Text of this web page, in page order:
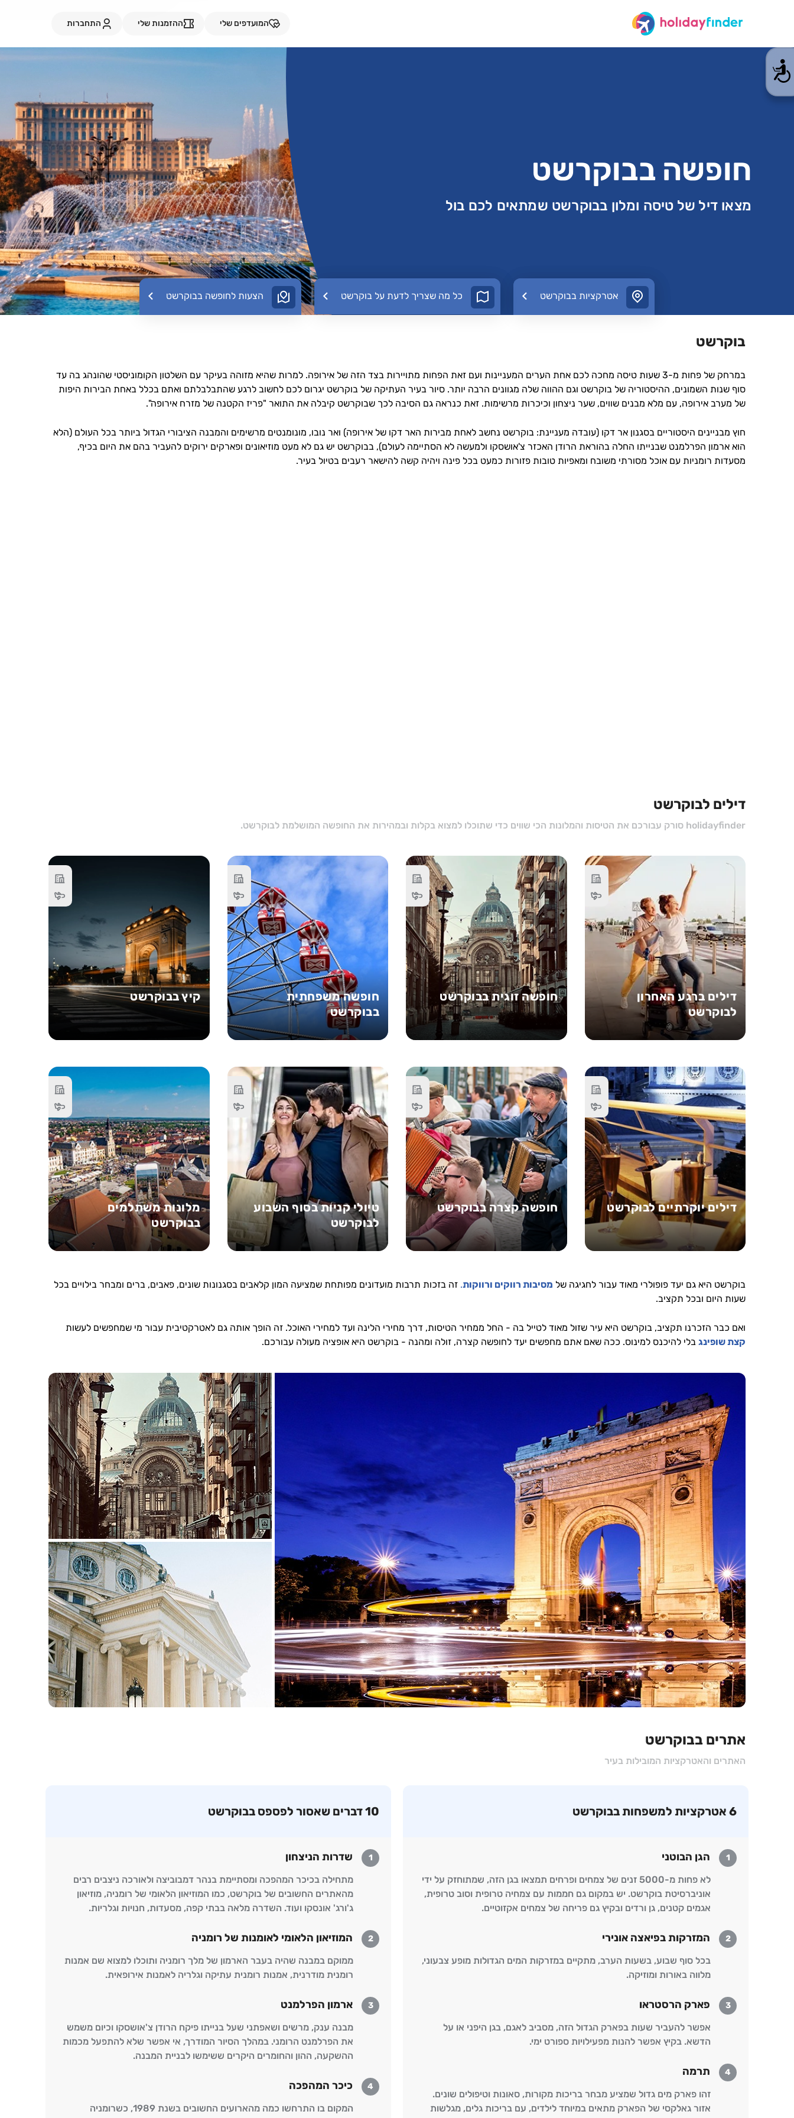
המועדפים שלי ההזמנות שלי התחברות
חופשה בבוקרשט
מצאו דיל של טיסה ומלון בבוקרשט שמתאים לכם בול
אטרקציות בבוקרשט כל מה שצריך לדעת על בוקרשט הצעות לחופשה בבוקרשט אטרקציות בבוקרשט כל מה שצריך לדעת על בוקרשט הצעות לחופשה בבוקרשט
בוקרשט
במרחק של פחות מ-3 שעות טיסה מחכה לכם אחת הערים המעניינות ועם זאת הפחות מתויירות בצד הזה של אירופה. למרות שהיא מזוהה בעיקר עם השלטון הקומוניסטי שהונהג בה עד
סוף שנות השמונים, ההיסטוריה של בוקרשט וגם ההווה שלה מגוונים הרבה יותר. סיור בעיר העתיקה של בוקרשט יגרום לכם לחשוב לרגע שהתבלבלתם ואתם בכלל באחת הבירות היפות
של מערב אירופה, עם מלא מבנים שווים, שער ניצחון וכיכרות מרשימות. זאת כנראה גם הסיבה לכך שבוקרשט קיבלה את התואר "פריז הקטנה של מזרח אירופה".
חוץ מבניינים היסטוריים בסגנון אר דקו (עובדה מעניינת: בוקרשט נחשב לאחת מבירות האר דקו של אירופה) ואר נובו, מונומנטים מרשימים והמבנה הציבורי הגדול ביותר בכל העולם (הלא
הוא ארמון הפרלמנט שבנייתו החלה בהוראת הרודן האכזר צ'אושסקו ולמעשה לא הסתיימה לעולם), בבוקרשט יש גם לא מעט מוזיאונים ופארקים ירוקים להעביר בהם את היום בכיף,
מסעדות רומניות עם אוכל מסורתי משובח ומאפיות טובות פזורות כמעט בכל פינה ויהיה קשה להישאר רעבים בטיול בעיר.
דילים לבוקרשט
holidayfinder סורק עבורכם את הטיסות והמלונות הכי שווים כדי שתוכלו למצוא בקלות ובמהירות את החופשה המושלמת לבוקרשט.
דילים ברגע האחרון
לבוקרשט
חופשה זוגית בבוקרשט
חופשה משפחתית
בבוקרשט
קיץ בבוקרשט
דילים יוקרתיים לבוקרשט חופשה קצרה בבוקרשט
טיולי קניות בסוף השבוע
לבוקרשט
מלונות משתלמים
בבוקרשט
בוקרשט היא גם יעד פופולרי מאוד עבור לחגיגה של מסיבות רווקים ורווקות. זה בזכות תרבות מועדונים מפותחת שמציעה המון קלאבים בסגנונות שונים, פאבים, ברים ומבחר בילויים בכל
שעות היום ובכל תקציב.
ואם כבר הזכרנו תקציב, בוקרשט היא עיר שזול מאוד לטייל בה - החל ממחיר הטיסות, דרך מחירי הלינה ועד למחירי האוכל. זה הופך אותה גם לאטרקטיבית עבור מי שמחפשים לעשות
קצת שופינג בלי להיכנס למינוס. ככה שאם אתם מחפשים יעד לחופשה קצרה, זולה ומהנה - בוקרשט היא אופציה מעולה עבורכם.
אתרים בבוקרשט
האתרים והאטרקציות המובילות בעיר
10 דברים שאסור לפספס בבוקרשט
1 שדרות הניצחון
מתחילה בכיכר המהפכה ומסתיימת בנהר דמבוביצה ולאורכה ניצבים רבים
מהאתרים החשובים של בוקרשט, כמו המוזיאון הלאומי של רומניה, מוזיאון
ג'ורג' אונסקו ועוד. השדרה מלאה בבתי קפה, מסעדות, חנויות וגלריות.
2 המוזיאון הלאומי לאומנות של רומניה
ממוקם במבנה שהיה בעבר הארמון של מלך רומניה ותוכלו למצוא שם אמנות
רומנית מודרנית, אמנות רומנית עתיקה וגלריה לאמנות אירופאית.
3 ארמון הפרלמנט
מבנה ענק, מרשים ושאפתני שעל בנייתו פיקח הרודן צ'אושסקו וכיום משמש
את הפרלמנט הרומני. במהלך הסיור המודרך, אי אפשר שלא להתפעל מכמות
ההשקעה, ההון והחומרים היקרים ששימשו לבניית המבנה.
4 כיכר המהפכה
המקום בו התרחשו כמה מהארועים החשובים בשנת 1989, כשרומניה
6 אטרקציות למשפחות בבוקרשט
1 הגן הבוטני
לא פחות מ-5000 זנים של צמחים ופרחים תמצאו בגן הזה, שמתוחזק על ידי
אוניברסיטת בוקרשט. יש במקום גם חממות עם צמחיה טרופית וסוב טרופית,
אגמים קטנים, גן ורדים ובקיץ גם פריחה של צמחים אקזוטיים.
2 המזרקות בפיאצה אונירי
בכל סוף שבוע, בשעות הערב, מתקיים במזרקות המים הגדולות מופע צבעוני,
מלווה באורות ומוזיקה.
3 פארק הרסטראו
אפשר להעביר שעות בפארק הגדול הזה, מסביב לאגם, בגן היפני או על
הדשא. בקיץ אפשר להנות מפעילויות ספורט ימי.
4 תרמה
זהו פארק מים גדול שמציע מבחר בריכות מקורות, סאונות וטיפולים שונים.
אזור גאלקסי של הפארק מתאים במיוחד לילדים, עם בריכות גלים, מגלשות